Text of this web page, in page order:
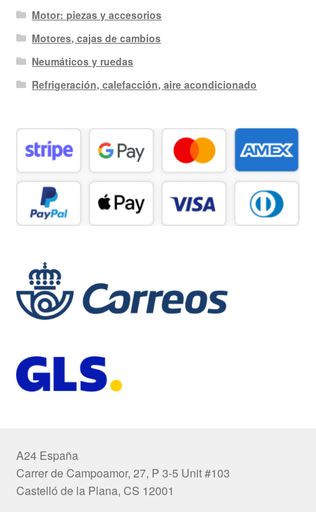
Motor: piezas y accesorios
Motores, cajas de cambios
Neumáticos y ruedas
Refrigeración, calefacción, aire acondicionado
A24 España
Carrer de Campoamor, 27, P 3-5 Unit #103
Castelló de la Plana, CS 12001